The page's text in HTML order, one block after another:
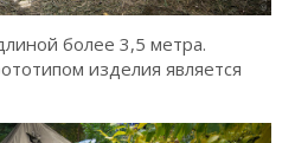
более 3,5 метра.
изделия является